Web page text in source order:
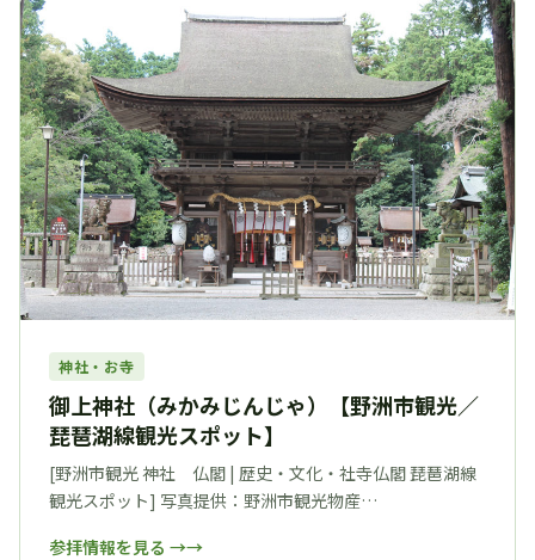
神社・お寺
御上神社（みかみじんじゃ）【野洲市観光／
琵琶湖線観光スポット】
[野洲市観光 神社 仏閣 | 歴史・文化・社寺仏閣 琵琶湖線
観光スポット] 写真提供：野洲市観光物産…
参拝情報を見る →